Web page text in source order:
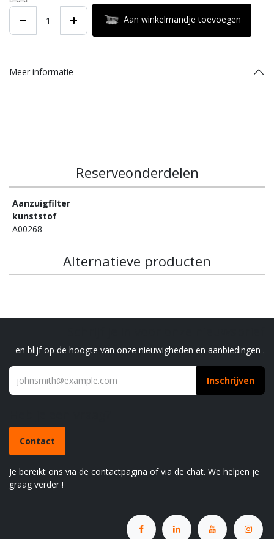
Aan winkelmandje toevoegen
Meer informatie
Reserveonderdelen
Aanzuigfilter
kunststof
A00268
Alternatieve producten
en blijf op de hoogte van onze nieuwigheden en aanbiedingen .
Inschrijven
Contact
Je bereikt ons via de contactpagina of via de chat. We helpen je
graag verder !